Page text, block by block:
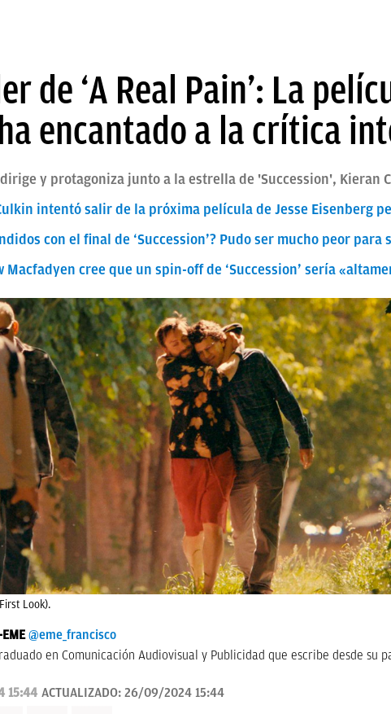
de ‘A Real Pain’: La
encantado a la crítica
y protagoniza junto a la estrella de 'Succession', Kieran
intentó salir de la próxima película de Jesse Eisenberg
con el final de ‘Succession’? Pudo ser mucho peor
Macfadyen cree que un spin-off de ‘Succession’ sería
Look).
EME @eme_francisco
en Comunicación Audiovisual y Publicidad que escribe desde su
15:44 ACTUALIZADO: 26/09/2024 15:44